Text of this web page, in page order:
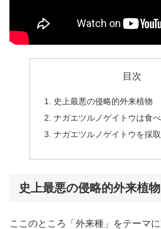
目次
史上最悪の侵略的外来植物
ナガエツルノゲイトウは食
ナガエツルノゲイトウを採
史上最悪の侵略的外来植物
ここのところ「外来種」をテーマ